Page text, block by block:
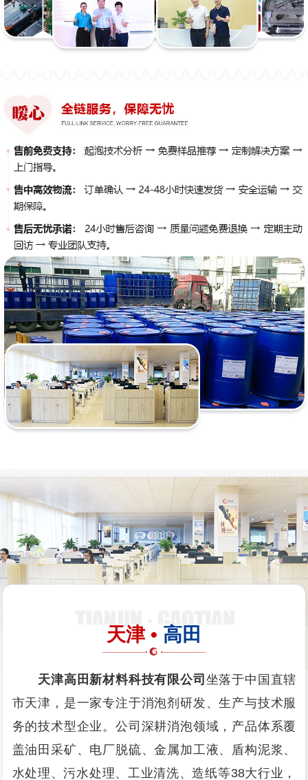
天津 • 高田
天津高田新材料科技有限公司 坐落于中国直辖
市天津，是一家专注于消泡剂研发、生产与技术服
务的技术型企业。公司深耕消泡领域，产品体系覆
盖油田采矿、电厂脱硫、金属加工液、盾构泥浆、
水处理、污水处理、工业清洗、造纸等38大行业，